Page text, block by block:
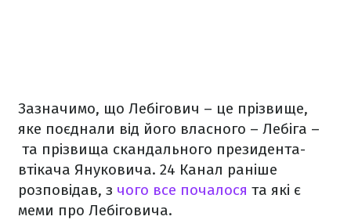
Зазначимо, що Лебігович – це прізвище,
яке поєднали від його власного – Лебіга –
та прізвища скандального президента-
втікача Януковича. 24 Канал раніше
розповідав, з чого все почалося та які є
меми про Лебіговича.